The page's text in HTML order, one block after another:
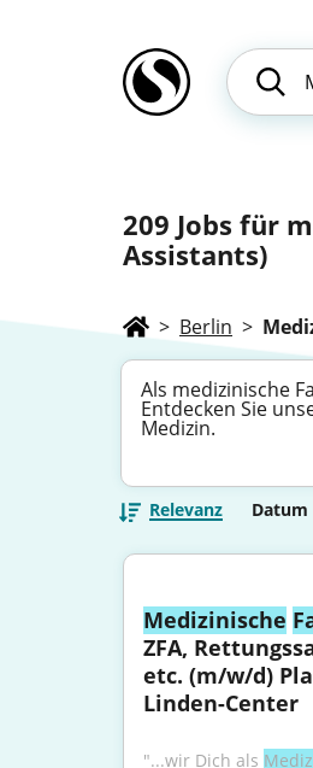
209 Jobs für
Assistants)
> Berlin >
Als medizinische
Entdecken Sie
Medizin.
Relevanz Datum
Medizinische
ZFA,
etc. (m/w/d)
Linden-Center
"...wir Dich als